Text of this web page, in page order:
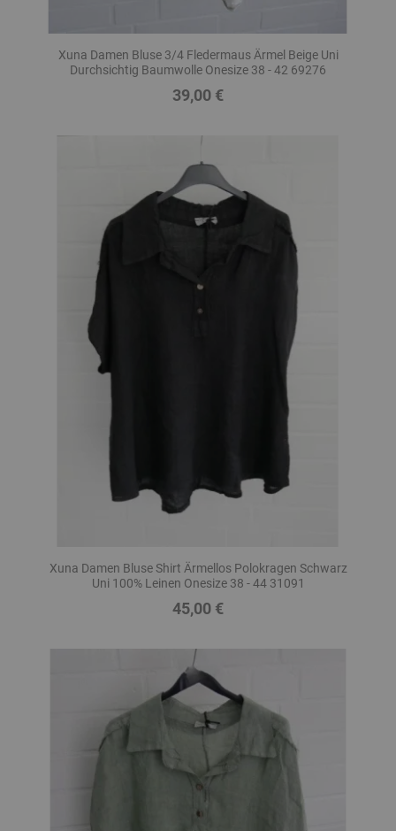
Xuna Damen Bluse 3/4 Fledermaus Ärmel Beige Uni
Durchsichtig Baumwolle Onesize 38 - 42 69276
Preis
39,00 €
Xuna Damen Bluse Shirt Ärmellos Polokragen Schwarz
Uni 100% Leinen Onesize 38 - 44 31091
Preis
45,00 €